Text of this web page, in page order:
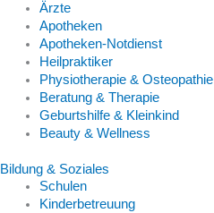
Ärzte
Apotheken
Apotheken-Notdienst
Heilpraktiker
Physiotherapie & Osteopathie
Beratung & Therapie
Geburtshilfe & Kleinkind
Beauty & Wellness
Bildung & Soziales
Schulen
Kinderbetreuung